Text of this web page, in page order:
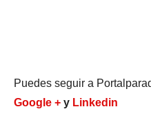
Puedes seguir a
Google + y Linkedin